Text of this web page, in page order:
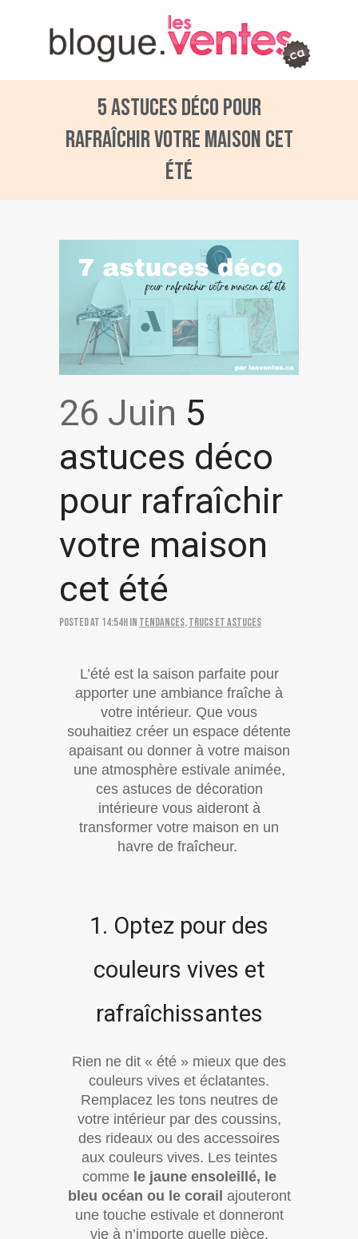
5 astuces déco pour
rafraîchir votre maison cet
été
26 Juin 5
astuces déco
pour rafraîchir
votre maison
cet été
Posted at 14:54hin Tendances,Trucs et astuces
L’été est la saison parfaite pour
apporter une ambiance fraîche à
votre intérieur. Que vous
souhaitiez créer un espace détente
apaisant ou donner à votre maison
une atmosphère estivale animée,
ces astuces de décoration
intérieure vous aideront à
transformer votre maison en un
havre de fraîcheur.
1. Optez pour des
couleurs vives et
rafraîchissantes
Rien ne dit « été » mieux que des
couleurs vives et éclatantes.
Remplacez les tons neutres de
votre intérieur par des coussins,
des rideaux ou des accessoires
aux couleurs vives. Les teintes
comme le jaune ensoleillé, le
bleu océan ou le corail ajouteront
une touche estivale et donneront
vie à n’importe quelle pièce.